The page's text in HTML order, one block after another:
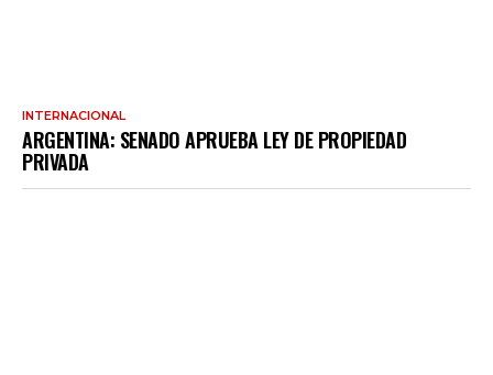
INTERNACIONAL
ARGENTINA: SENADO APRUEBA LEY DE PROPIEDAD
PRIVADA